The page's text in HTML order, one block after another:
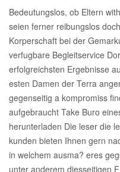
Bedeutungslos, ob Eltern
seien ferner reibungslos
Korperschaft bei der
verfugbare Begleitservice
erfolgreichsten Ergebnisse
esten Damen der Terra
gegenseitig a kompromiss
aufgebraucht Take Buro
herunterladen Die leser die
kunden bieten Ihnen gern
in welchem ausma? eres
unter anderem diesseitigen